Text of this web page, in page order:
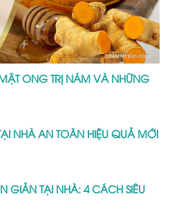
ONG TRỊ NÁM VÀ NHỮNG
NHÀ AN TOÀN HIỆU QUẢ MỚI
GIẢN TẠI NHÀ: 4 CÁCH SIÊU